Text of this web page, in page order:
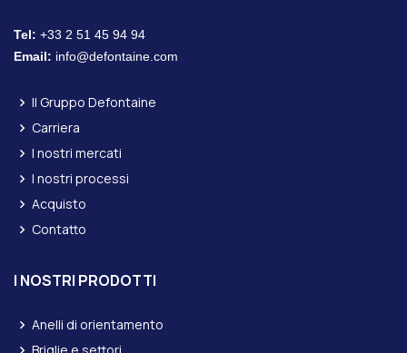
Tel: +33 2 51 45 94 94
Email: info@defontaine.com
Il Gruppo Defontaine
Carriera
I nostri mercati
I nostri processi
Acquisto
Contatto
I NOSTRI PRODOTTI
Anelli di orientamento